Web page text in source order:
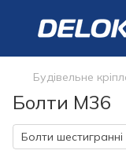
Будівельне
Болти М36
Болти шестигранні